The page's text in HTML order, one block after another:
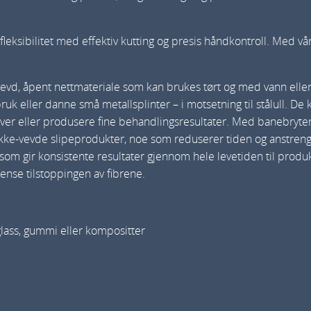
D
a
b
l
e
med effektiv kutting og presis håndkontroll. Med
åpent nettmateriale som kan brukes tørt og med vann
eller danne små metallsplinter – i motsetning til stålull.
eller produsere fine behandlingsresultater. Med
vevde slipeprodukter, noe som reduserer tiden og
gir konsistente resultater gjennom hele levetiden til
tilstoppingen av fibrene.
gummi eller kompositter